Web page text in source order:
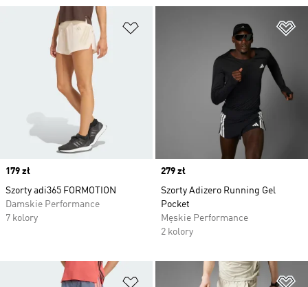
Dodaj do listy życzeń
Price
179 zł
Szorty adi365 FORMOTION
Damskie Performance
7 kolory
Price
279 zł
Szorty Adizero Running Gel
Pocket
Męskie Performance
2 kolory
Dodaj do listy życzeń